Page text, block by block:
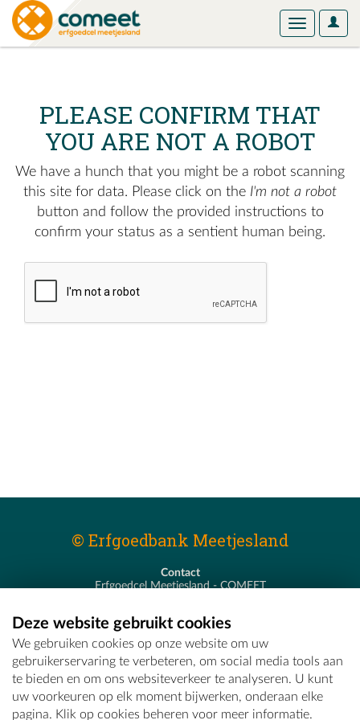
User
Toggle
PLEASE CONFIRM THAT
YOU ARE NOT A ROBOT
We have a hunch that you might be a robot scanning
this site for data. Please click on the I'm not a robot
button and follow the provided instructions to
confirm your status as a sentient human being.
© Erfgoedbank Meetjesland
Contact
Erfgoedcel Meetjesland - COMEET
T - 09 373 75 96
E -erfgoedcel@comeet.be
Deze website gebruikt cookies
We gebruiken cookies op onze website om uw
gebruikerservaring te verbeteren, om social media tools aan
te bieden en om ons websiteverkeer te analyseren. U kunt
uw voorkeuren op elk moment bijwerken, onderaan elke
pagina. Klik op cookies beheren voor meer informatie.